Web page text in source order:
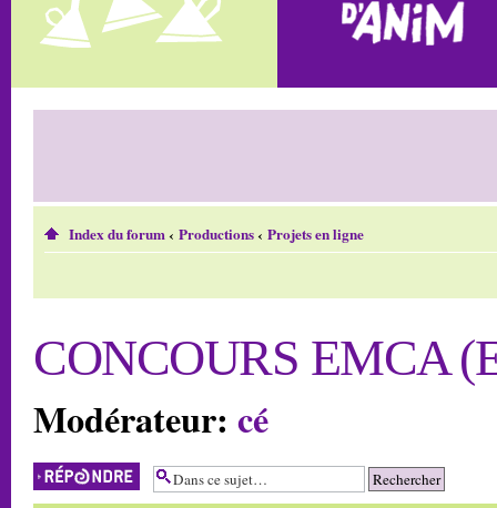
Index du forum‹ Productions‹ Projets en ligne
CONCOURS EMCA
Modérateur: cé
Répondre